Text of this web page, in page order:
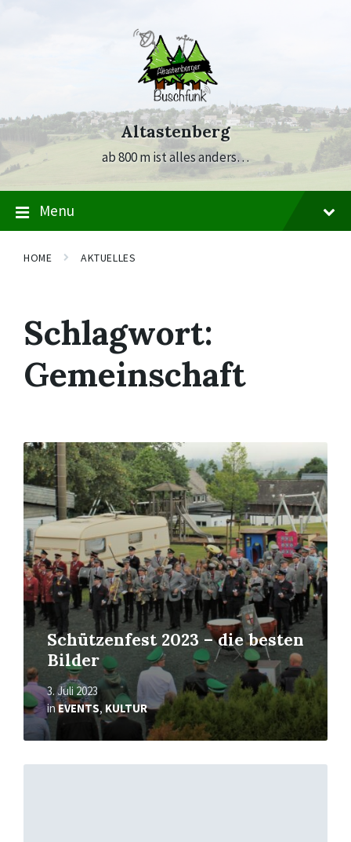
Altastenberg
ab 800 m ist alles anders…
Menu
HOME AKTUELLES
Schlagwort:
Gemeinschaft
Schützenfest 2023 – die besten
Bilder
3. Juli 2023
inEVENTS, KULTUR
Mehr
erfahren
Mehr